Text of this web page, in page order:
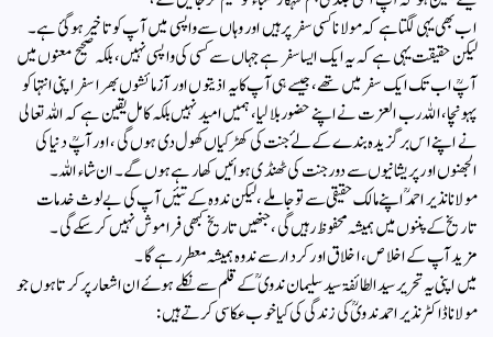
اب بھی یہی لگتا ہے کہ مولانا کسی سفر پر ہیں اور وہاں سے واپسی میں آپ کو تاخیر ہوگئ ہے ۔
لیکن حقیقت یہی ہے کہ یہ ایک ایسا سفر ہے جہاں سے کسی کی واپسی نہیں ، بلکہ صحیح معنوں میں
آپؒ اب تک ایک سفر میں تھے ، جیسے ہی آپ کا یہ اذیتوں اور آزمائشوں بھرا سفر اپنی انتہا کو
پہونچا ، اللہ رب العزت نے اپنے حضور بلا لیا ، ہمیں امید نہیں بلکہ کامل یقین ہے کہ اللہ تعالی
نے اپنے اس برگزیدہ بندے کے‌ لۓ جنت کی کھڑکیاں کھول دی ہوں گی ، اور آپؒ دنیا کی
الجھنوں اور پریشانیوں سے دور جنت کی ٹھنڈی ہوائیں کھا رہے ہوں گے ۔ ان شاءاللہ ۔‌
مولانا نذیر احمدؒ اپنے مالک حقیقی سے تو جا‌ملے‌ ، لیکن ندوہ کے تئیں آپ کی بے لوث خدمات
تاریخ کے پننوں میں ہمیشہ محفوظ رہیں گی ، جنھیں تاریخ کبھی فراموش نہیں کرسکے‌ گی ۔
مزید آپ کے اخلاص ، اخلاق اور کردار سے ندوہ ہمیشہ معطر رہے گا ۔
میں اپنی یہ تحریر سید الطائفۃ سید‌ سلیمان ندوی ؒ کے قلم سے نکلے ہوۓ ان اشعار پر کرتا ہوں جو
مولانا ڈاکٹر نذیر احمد ندویؒ کی زندگی کی کیا خوب عکاسی کرتے ہیں :